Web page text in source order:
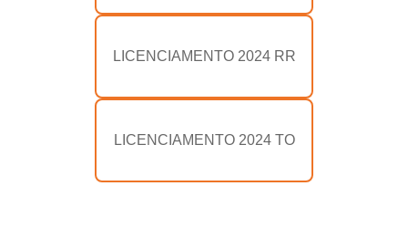
LICENCIAMENTO 2024 RR
LICENCIAMENTO 2024 TO